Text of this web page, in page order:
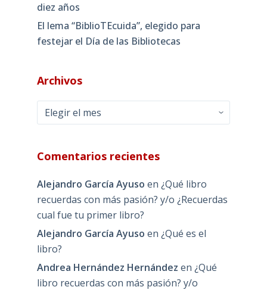
diez años
El lema “BiblioTEcuida”, elegido para
festejar el Día de las Bibliotecas
Archivos
Archivos
Comentarios recientes
Alejandro García Ayuso en ¿Qué libro
recuerdas con más pasión? y/o ¿Recuerdas
cual fue tu primer libro?
Alejandro García Ayuso en ¿Qué es el
libro?
Andrea Hernández Hernández en ¿Qué
libro recuerdas con más pasión? y/o